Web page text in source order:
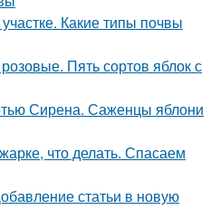
Какие типы почвы
Пять сортов яблок с
Сирена. Саженцы яблони
что делать. Спасаем
статьи в новую